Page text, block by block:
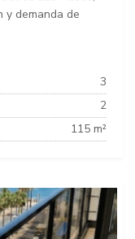
y demanda de
3
2
115 m²